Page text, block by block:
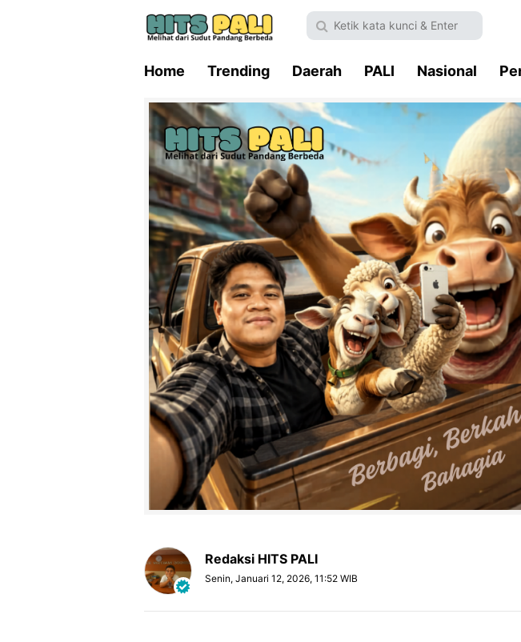
Home Trending Daerah PALI Nasional
Redaksi HITS PALI
Senin, Januari 12, 2026, 11:52 WIB